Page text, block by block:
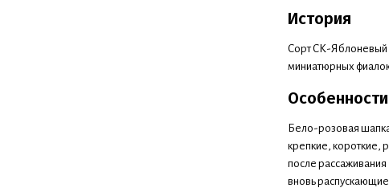
История
Сорт СК-Яблоневый
миниатюрных
Особенности
Бело-розовая
крепкие, короткие,
после
вновь